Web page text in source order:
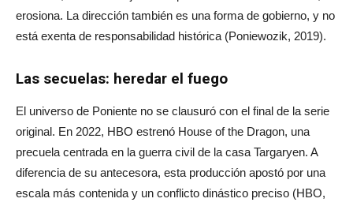
erosiona. La dirección también es una forma de gobierno, y no
está exenta de responsabilidad histórica (Poniewozik, 2019).
Las secuelas: heredar el fuego
El universo de Poniente no se clausuró con el final de la serie
original. En 2022, HBO estrenó House of the Dragon, una
precuela centrada en la guerra civil de la casa Targaryen. A
diferencia de su antecesora, esta producción apostó por una
escala más contenida y un conflicto dinástico preciso (HBO,